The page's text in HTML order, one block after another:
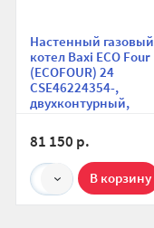
Настенный газовый
котел Baxi ECO Four
(ECOFOUR) 24
CSE46224354-,
двухконтурный,
кВт, компактный
81 150 р.
1